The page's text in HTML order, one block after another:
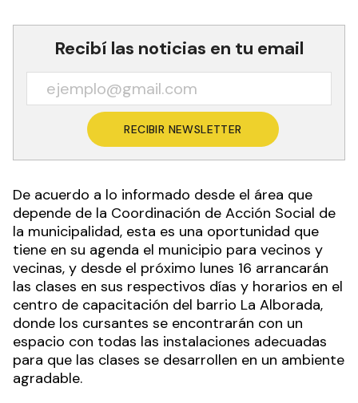
Recibí las noticias en tu email
RECIBIR NEWSLETTER
De acuerdo a lo informado desde el área que
depende de la Coordinación de Acción Social de
la municipalidad, esta es una oportunidad que
tiene en su agenda el municipio para vecinos y
vecinas, y desde el próximo lunes 16 arrancarán
las clases en sus respectivos días y horarios en el
centro de capacitación del barrio La Alborada,
donde los cursantes se encontrarán con un
espacio con todas las instalaciones adecuadas
para que las clases se desarrollen en un ambiente
agradable.